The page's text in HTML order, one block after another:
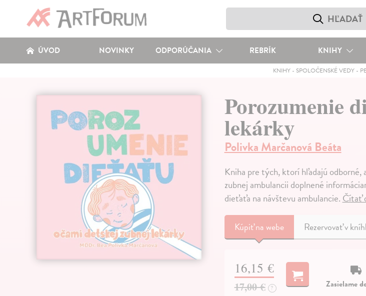
ÚVOD NOVINKY ODPORÚČANIA REBRÍK KNIHY
KNIHY - SPOLOČENSKÉ VEDY -
Porozumenie
lekárky
Polivka Marčanová Beáta
Kniha pre tých, ktorí hľadajú
zubnej ambulancii doplnené
dieťaťa na návštevu ambulancie.Čítať
Kúpiťna webe Rezervovať v
16,15 €
17,00 € ?
Zasielame